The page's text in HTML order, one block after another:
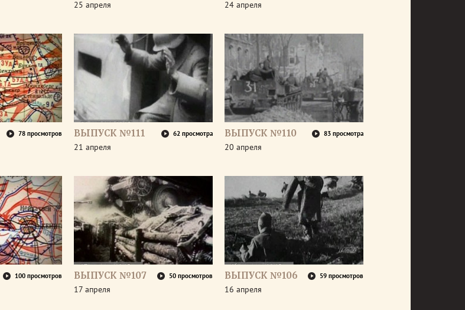
25 апреля 24 апреля
78 просмотров ВЫПУСК №111 62 просмотра
21 апреля
ВЫПУСК №110 83 просмотра
20 апреля
100 просмотров ВЫПУСК №107 50 просмотров
17 апреля
ВЫПУСК №106 59 просмотров
16 апреля